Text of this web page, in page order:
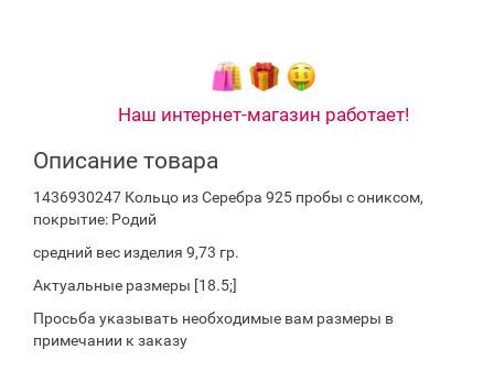
Наш интернет-магазин работает!
Описание товара
1436930247 Кольцо из Серебра 925 пробы с ониксом,
покрытие: Родий
средний вес изделия 9,73 гр.
Актуальные размеры [18.5;]
Просьба указывать необходимые вам размеры в
примечании к заказу